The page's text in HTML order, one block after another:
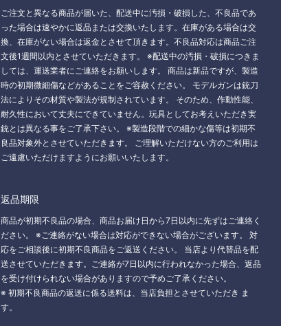
ご注文と異なる商品が届いた、配送中に汚損・破損した、不良品であ
った場合は速やかに返品または交換いたします。在庫がある場合は交
換、在庫がない場合は返金とさせて頂きます。不良品対応は商品ご注
文後1週間以内とさせていただきます。 ※配送中の汚損・破損につきま
しては、運送業者にご連絡をお願いします。 商品は新品ですが、製造
時の初期微細傷などがあることをご容赦ください。 モデルガンは銃刀
法によりその材質や製法が規制されています。 そのため、作動性能、
耐久性において丈夫にできていません。玩具としてお考えいただき実
銃とは異なる事をご了承下さい。 ※製造段階での細かな傷等は初期不
良品対象外とさせていただきます。 ご理解いただけない方のご利用は
ご遠慮いただけますようにお願いいたします。
返品期限
商品が初期不良品の場合、商品お届け日から7日以内に先ずはご連絡く
ださい。 ※ご連絡がない場合は対応ができない場合がございます。 対
応をご相談後に初期不良商品をご返送ください。 当店より代替品を配
送させていただきます。ご連絡が7日以内に行われなかった場合、返品
を受け付けられない場合がありますので予めご了承ください。
※ 初期不良商品の返送に係る送料は、当店負担とさせていただき ま
す。